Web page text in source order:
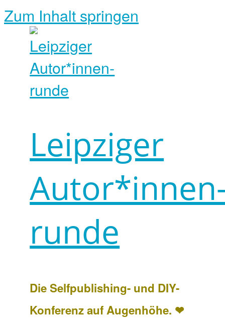
Zum Inhalt springen
Leipziger
runde
Die Selfpublishing- und DIY-
Konferenz auf Augenhöhe. ❤